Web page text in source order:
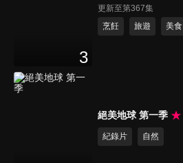
3
更新至第367集
烹飪
旅遊 美食
絕美地球 第一季
紀錄片 自然